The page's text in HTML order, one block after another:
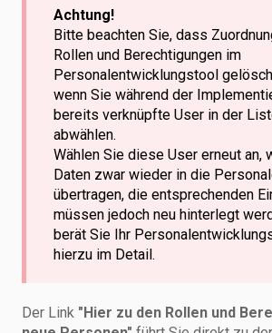
Achtung!
Bitte beachten Sie, dass
Rollen und Berechtigungen im
Personalentwicklungstool
wenn Sie während der
bereits verknüpfte User in der
abwählen.
Wählen Sie diese User erneut an,
Daten zwar wieder in die
übertragen, die entsprechenden
müssen jedoch neu hinterlegt
berät Sie Ihr
hierzu im Detail.
Der Link "Hier zu den Rollen und